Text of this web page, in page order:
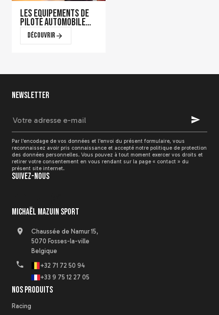
Les équipements de
pilote automobile
qui font la
différence en course
Découvrir
Quelle homologation
choisir pour votre
casque de karting ?
Découvrir
Newsletter
adresse
mail
Par l'encodage de vos données et l'envoi du présent formulaire, vous
reconnaissez avoir pris connaissance et accepté notre politique de protection
des données personnelles. Vous pouvez à tout moment exercer vos droits et
retirer votre consentement en vous rendant sur la page « contact » du
présent site internet.
Suivez-nous
Michaël Mazuin Sport
Chaussée de Namur 15,
5070 Fosses-la-ville
Belgique
+32 71 72 50 94
+33 9 75 12 27 05
Nos produits
Racing